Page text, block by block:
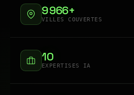
9 966+
VILLES COUVERTES
10
EXPERTISES IA